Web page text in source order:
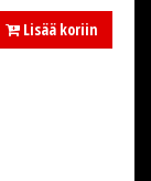
Lisää koriin